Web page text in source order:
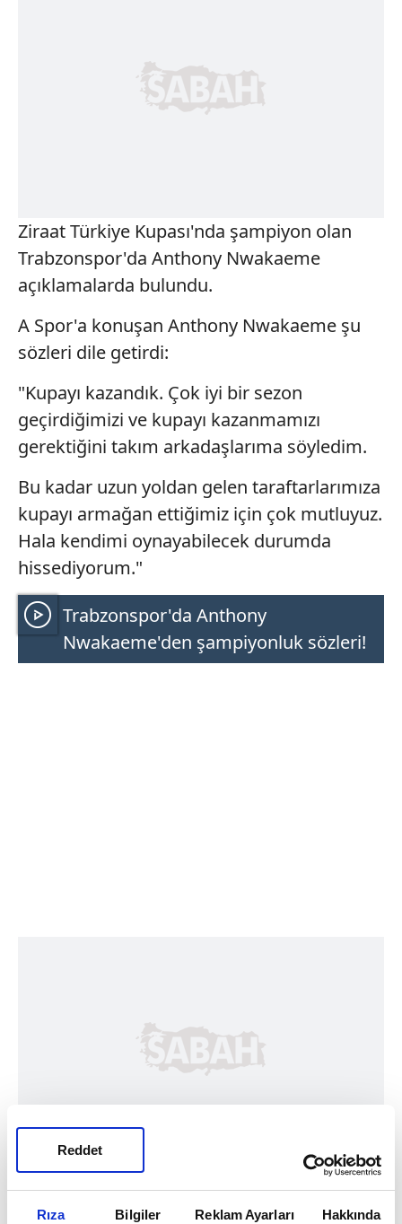
Rıza Bilgiler Reklam Ayarları Hakkında
Reddet
Ziraat Türkiye Kupası'nda şampiyon olan
Trabzonspor'da Anthony Nwakaeme
açıklamalarda bulundu.
A Spor'a konuşan Anthony Nwakaeme şu
sözleri dile getirdi:
"Kupayı kazandık. Çok iyi bir sezon
geçirdiğimizi ve kupayı kazanmamızı
gerektiğini takım arkadaşlarıma söyledim.
Bu kadar uzun yoldan gelen taraftarlarımıza
kupayı armağan ettiğimiz için çok mutluyuz.
Hala kendimi oynayabilecek durumda
hissediyorum."
Trabzonspor'da Anthony
Nwakaeme'den şampiyonluk sözleri!